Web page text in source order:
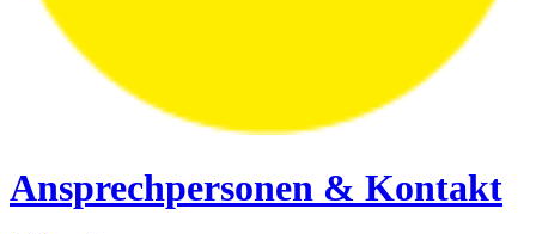
Ansprechpersonen & Kontakt